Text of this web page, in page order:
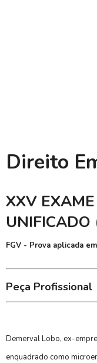
Direito
XXV
FGV - Prova aplicada
Peça Profissional
Demerval Lobo, ex-
enquadrado como